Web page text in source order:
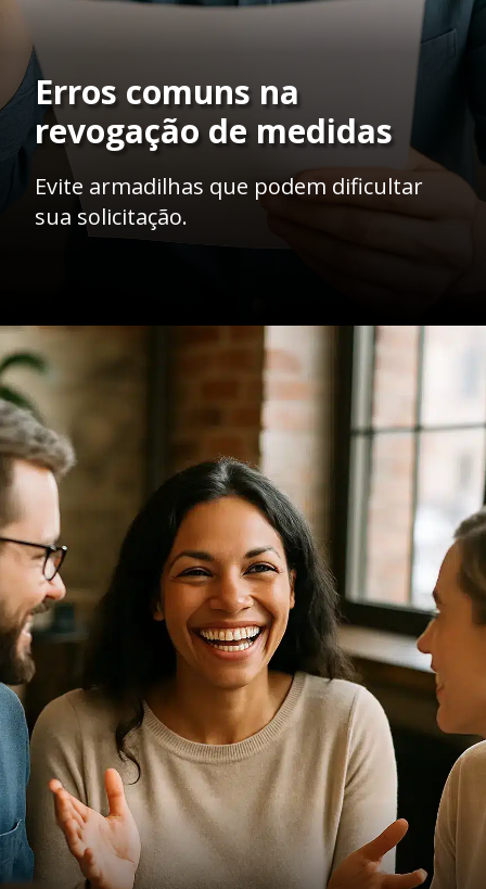
Erros comuns na
revogação de medidas
Evite armadilhas que podem dificultar
sua solicitação.